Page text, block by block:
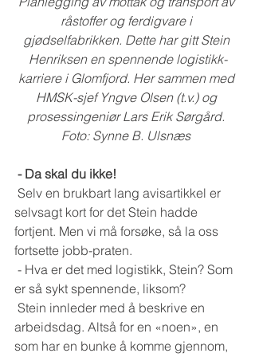
råstoffer og ferdigvare i
gjødselfabrikken. Dette har gitt Stein
Henriksen en spennende logistikk-
karriere i Glomfjord. Her sammen med
HMSK-sjef Yngve Olsen (t.v.) og
prosessingeniør Lars Erik Sørgård.
Foto: Synne B. Ulsnæs
- Da skal du ikke!
selvsagt kort for det Stein hadde
fortjent. Men vi må forsøke, så la oss
fortsette jobb-praten.
er så sykt spennende, liksom?
arbeidsdag. Altså for en «noen», en
som har en bunke å komme gjennom,